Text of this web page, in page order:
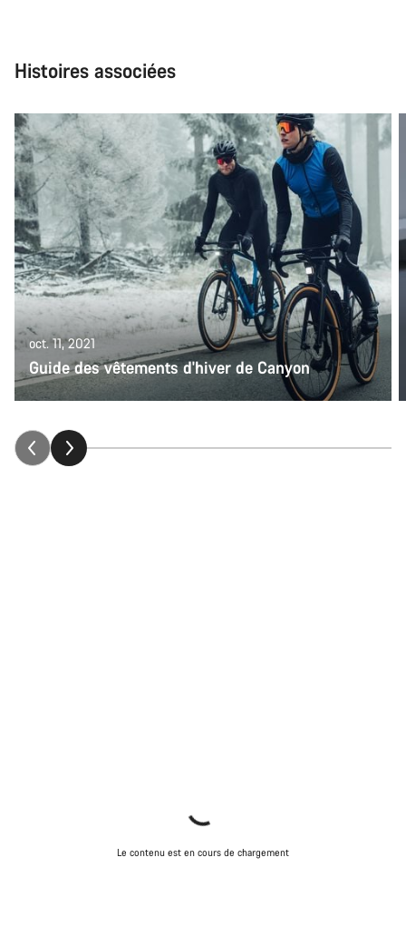
Histoires associées
oct. 11, 2021
Guide des vêtements d'hiver de Canyon
Le contenu est en cours de chargement